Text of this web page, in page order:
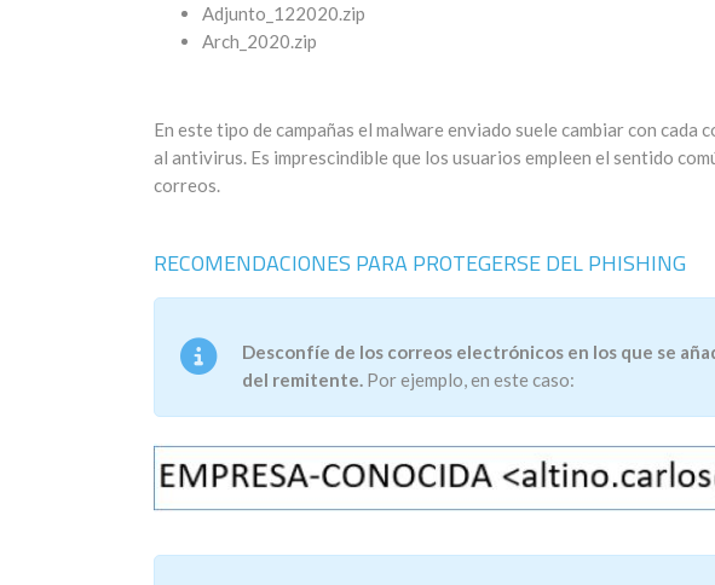
Adjunto_122020.zip
Arch_2020.zip
En este tipo de campañas el malware enviado suele cambiar con cada
al antivirus. Es imprescindible que los usuarios empleen el sentido
correos.
RECOMENDACIONES PARA PROTEGERSE DEL PHISHING
Desconfíe de los correos electrónicos en los que se
del remitente. Por ejemplo, en este caso: